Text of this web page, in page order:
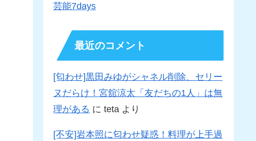
芸能7days
最近のコメント
[匂わせ]黒田みゆがシャネル削除、セリー
ヌだらけ！宮舘涼太「友だちの1人」は無
理がある に teta より
[不安]岩本照に匂わせ疑惑！料理が上手過